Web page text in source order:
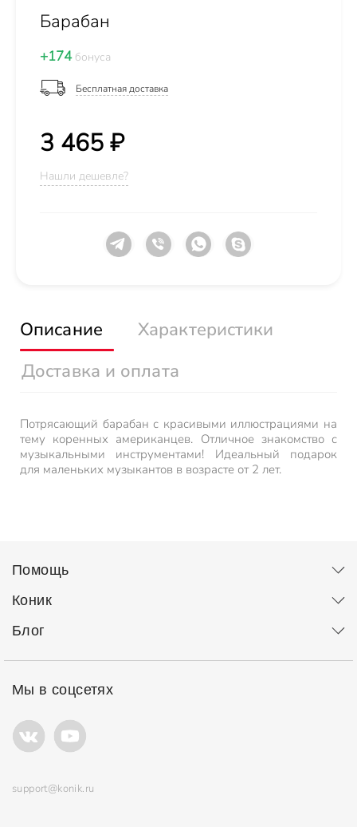
Барабан
+174бонуса
Бесплатная доставка
3 465 ₽
Нашли дешевле?
Описание
Характеристики
Доставка и оплата
Потрясающий барабан с красивыми иллюстрациями на
тему коренных американцев. Отличное знакомство с
музыкальными инструментами! Идеальный подарок
для маленьких музыкантов в возрасте от 2 лет.
Помощь
Коник
Блог
Мы в соцсетях
support@konik.ru